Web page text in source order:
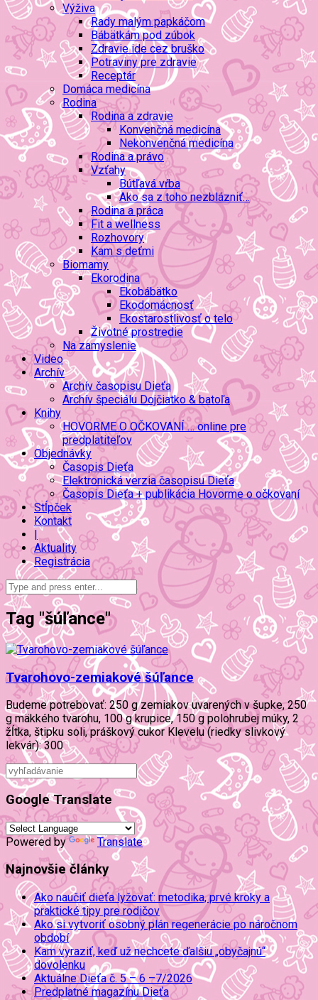
Výživa
Rady malým papkáčom
Bábätkám pod zúbok
Zdravie ide cez bruško
Potraviny pre zdravie
Receptár
Domáca medicína
Rodina
Rodina a zdravie
Konvenčná medicína
Nekonvenčná medicína
Rodina a právo
Vzťahy
Bútľavá vŕba
Ako sa z toho nezblázniť…
Rodina a práca
Fit a wellness
Rozhovory
Kam s deťmi
Biomamy
Ekorodina
Ekobábätko
Ekodomácnosť
Ekostarostlivosť o telo
Životné prostredie
Na zamyslenie
Video
Archív
Archív časopisu Dieťa
Archív špeciálu Dojčiatko & batoľa
Knihy
HOVORME O OČKOVANÍ … online pre
predplatiteľov
Objednávky
Časopis Dieťa
Elektronická verzia časopisu Dieťa
Časopis Dieťa + publikácia Hovorme o očkovaní
Stĺpček
Kontakt
|
Aktuality
Registrácia
Tag "šúľance"
Tvarohovo-zemiakové šúľance
Budeme potrebovať: 250 g zemiakov uvarených v šupke, 250
g mäkkého tvarohu, 100 g krupice, 150 g polohrubej múky, 2
žĺtka, štipku soli, práškový cukor Klevelu (riedky slivkový
lekvár): 300
Google Translate
Powered by Translate
Najnovšie články
Ako naučiť dieťa lyžovať: metodika, prvé kroky a
praktické tipy pre rodičov
Ako si vytvoriť osobný plán regenerácie po náročnom
období
Kam vyraziť, keď už nechcete ďalšiu „obyčajnú“
dovolenku
Aktuálne Dieťa č. 5 – 6 –7/2026
Predplatné magazínu Dieťa